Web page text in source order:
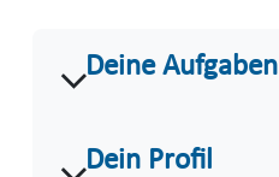
Deine Aufgaben
Dein Profil